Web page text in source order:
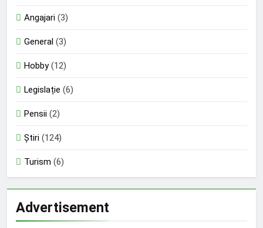
Angajari (3)
General (3)
Hobby(12)
Legislație (6)
Pensii (2)
Știri (124)
Turism (6)
Advertisement